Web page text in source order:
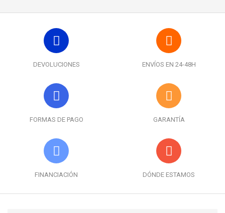
DEVOLUCIONES ENVÍOS EN 24-48H
FORMAS DE PAGO GARANTÍA
FINANCIACIÓN DÓNDE ESTAMOS